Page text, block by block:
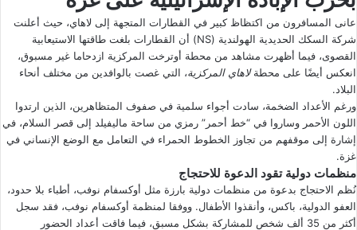
عانى المسافرون من اكتظاظ كبير في القطارات المتجهة إلى لاهاي، حيث أعلنت
شركة السكك الحديدية الهولندية (NS) أن القطارات بلغت طاقتها الاستيعابية
القصوى، فيما أظهرت مشاهد من محطة أوترخت المركزية ازدحاما غير مسبوق،
انعكس أيضًا على محطةلاهاي المركزية، التي غصت بالوافدين من مختلف أنحاء
البلاد.
ورغم الأعداد الضخمة، سادت أجواء سلمية في صفوف المتظاهرين، الذين ارتدوا
اللون الأحمر وساروا في “خط أحمر” رمزي من ساحة ماليفيلد إلى قصر السلام، في
إشارة إلى موقفهم من تجاوز الخطوط الحمراء في التعامل مع الوضع الإنساني في
غزة.
منظمات دولية تقود الدعوة للاحتجاج
نُظم الاحتجاج بدعوة من منظمات دولية بارزة مثل أوكسفام نوفب، أطباء بلا حدود،
العفو الدولية، باكس، وأنقذوا الأطفال. ووفقا لمنظمة أوكسفام نوفب، فقد سجل
أكثر من 35 ألف شخص للمشاركة بشكل مسبق، فيما فاقت أعداد الحضور